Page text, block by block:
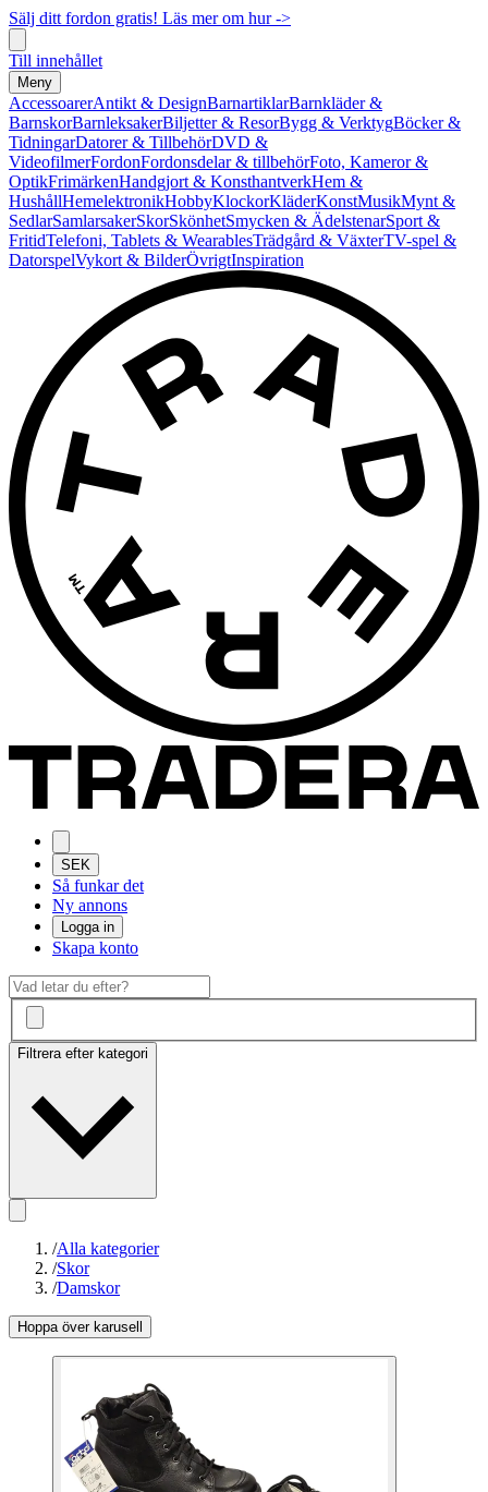
Sälj ditt fordon gratis! Läs mer om hur ->
Till innehållet
Meny
AccessoarerAntikt & DesignBarnartiklarBarnkläder &
BarnskorBarnleksakerBiljetter & ResorBygg & VerktygBöcker &
TidningarDatorer & TillbehörDVD &
VideofilmerFordonFordonsdelar & tillbehörFoto, Kameror &
OptikFrimärkenHandgjort & KonsthantverkHem &
HushållHemelektronikHobbyKlockorKläderKonstMusikMynt &
SedlarSamlarsakerSkorSkönhetSmycken & ÄdelstenarSport &
FritidTelefoni, Tablets & WearablesTrädgård & VäxterTV-spel &
DatorspelVykort & BilderÖvrigtInspiration
SEK
Så funkar det
Ny annons
Logga in
Skapa konto
Filtrera efter kategori
/Alla kategorier
/Skor
/Damskor
Hoppa över karusell